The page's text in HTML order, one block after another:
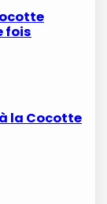
fois
la Cocotte